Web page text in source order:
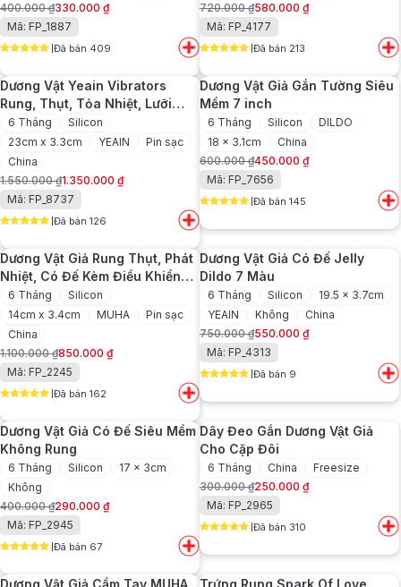
400.000₫
Giá
gốc
là:
400.000 ₫.
330.000 ₫
Giá
hiện
tại
là:
330.000 ₫.
Mã: FP_1887
Đã bán 409
720.000₫
Giá
gốc
là:
720.000 ₫.
580.000 ₫
Giá
hiện
tại
là:
580.000 ₫.
Mã: FP_4177
Đã bán 213
Dương Vật Yeain Vibrators
Rung, Thụt, Tỏa Nhiệt, Lưỡi
Liếm Đa Năng
6 Tháng
Silicon
23cm x 3.3cm
YEAIN
Pin sạc
China
1.550.000₫
Giá
gốc
là:
1.550.000 ₫.
1.350.000 ₫
Giá
hiện
tại
là:
1.350.000 ₫.
Mã: FP_8737
Đã bán 126
Dương Vật Giả Gắn Tường Siêu
Mềm 7 inch
6 Tháng Silicon
DILDO
18 x 3.1cm
China
600.000₫
Giá
gốc
là:
600.000 ₫.
450.000 ₫
Giá
hiện
tại
là:
450.000 ₫.
Mã: FP_7656
Đã bán 145
Dương Vật Giả Rung Thụt, Phát
Nhiệt, Có Đế Kèm Điều Khiển
Từ Xa MUHA
6 Tháng
Silicon
14cm x 3.4cm
MUHA
Pin sạc
China
1.100.000₫
Giá
gốc
là:
1.100.000 ₫.
850.000 ₫
Giá
hiện
tại
là:
850.000 ₫.
Mã: FP_2245
Đã bán 162
Dương Vật Giả Có Đế Jelly
Dildo 7 Màu
6 Tháng Silicon
19.5 x 3.7cm
YEAIN
Không
China
750.000₫
Giá
gốc
là:
750.000 ₫.
550.000 ₫
Giá
hiện
tại
là:
550.000 ₫.
Mã: FP_4313
Đã bán 9
Dương Vật Giả Có Đế Siêu Mềm
Không Rung
6 Tháng Silicon
17 x 3cm
Không
400.000₫
Giá
gốc
là:
400.000 ₫.
290.000 ₫
Giá
hiện
tại
là:
Mã: FP_2945
Đã bán 67
Dây Đeo Gắn Dương Vật Giả
Cho Cặp Đôi
6 Tháng China
Freesize
300.000₫
Giá
gốc
là:
300.000 ₫.
250.000 ₫
Giá
hiện
tại
là:
250.000 ₫.
Mã: FP_2965
Đã bán 310